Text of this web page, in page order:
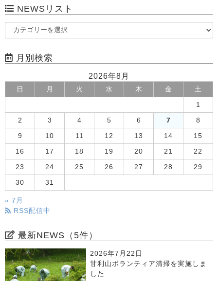
NEWSリスト
月別検索
2026年8月
日 月 火 水 木 金 土
1
2 3 4 5 6 7 8
9 10 11 12 13 14 15
16 17 18 19 20 21 22
23 24 25 26 27 28 29
30 31
« 7月
RSS配信中
最新NEWS（5件）
2026年7月22日
甘利山ボランティア清掃を実施しま
した